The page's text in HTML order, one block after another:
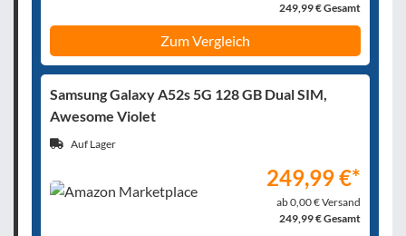
249,99 € Gesamt
Zum Vergleich
Samsung Galaxy A52s 5G 128 GB Dual SIM,
Awesome Violet
249,99 €*
ab 0,00 € Versand
249,99 € Gesamt
Auf Lager